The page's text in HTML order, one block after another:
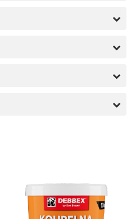
variant.